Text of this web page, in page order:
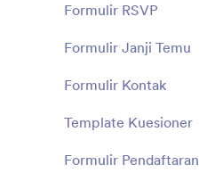
Formulir RSVP
Formulir Janji Temu
Formulir Kontak
Template Kuesioner
Formulir Pendaftaran